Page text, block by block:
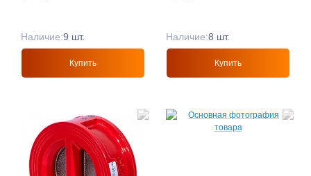
Наличие:9 шт.
Купить
Наличие:8 шт.
Купить